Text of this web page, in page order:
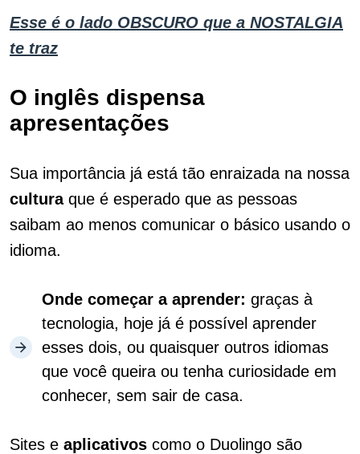
Esse é o lado OBSCURO que a NOSTALGIA
te traz
O inglês dispensa
apresentações
Sua importância já está tão enraizada na nossa
culturaque é esperado que as pessoas
saibam ao menos comunicar o básico usando o
idioma.
Onde começar a aprender: graças à
tecnologia, hoje já é possível aprender
esses dois, ou quaisquer outros idiomas
que você queira ou tenha curiosidade em
conhecer, sem sair de casa.
Sites e aplicativos como o Duolingo são